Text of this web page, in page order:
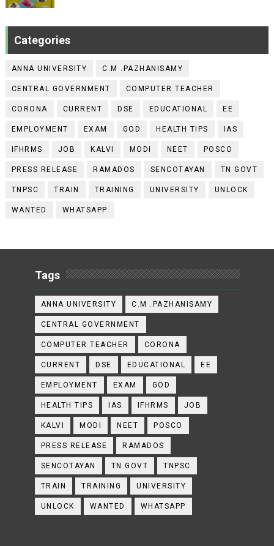
Categories
ANNA UNIVERSITY C.M .PAZHANISAMY
CENTRAL GOVERNMENT COMPUTER TEACHER
CORONA CURRENT DSE EDUCATIONAL EE
EMPLOYMENT EXAM GOD HEALTH TIPS IAS
IFHRMS JOB KALVI MODI NEET POSCO
PRESS RELEASE RAMADOS SENCOTAYAN TN GOVT
TNPSC TRAIN TRAINING UNIVERSITY UNLOCK
WANTED WHATSAPP
Tags
ANNA UNIVERSITY C.M .PAZHANISAMY
CENTRAL GOVERNMENT
COMPUTER TEACHER CORONA
CURRENT DSE EDUCATIONAL EE
EMPLOYMENT EXAM GOD
HEALTH TIPS IAS IFHRMS JOB
KALVI MODI NEET POSCO
PRESS RELEASE RAMADOS
SENCOTAYAN TN GOVT TNPSC
TRAIN TRAINING UNIVERSITY
UNLOCK WANTED WHATSAPP